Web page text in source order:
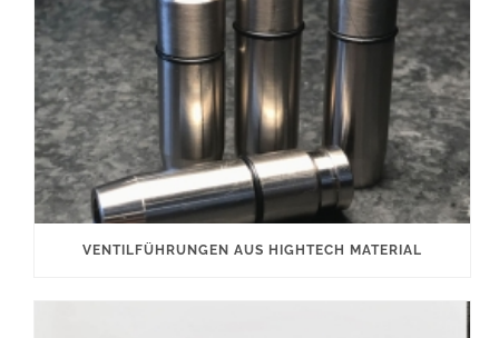
VENTILFÜHRUNGEN AUS HIGHTECH MATERIAL